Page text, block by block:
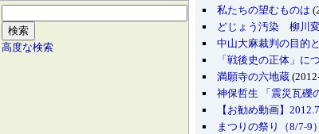
高度な検索
私たちの望むものは
どじょう汚染 柳川
中山大麻裁判の目的
「戦後史の正体」に
満願寺の六地蔵
神保哲生 「震災瓦礫
【お勧め動画】
まつりの祭り（8/7-9